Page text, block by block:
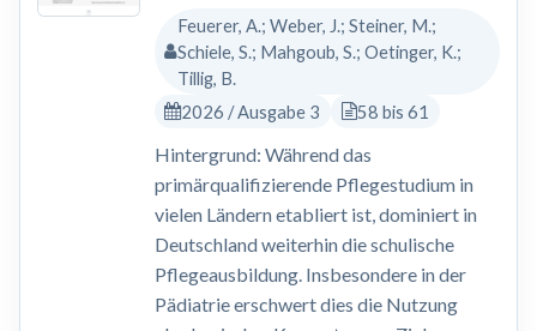
Feuerer, A.; Weber, J.; Steiner, M.;
Schiele, S.; Mahgoub, S.; Oetinger, K.;
Tillig, B.
2026 / Ausgabe 3
58 bis 61
Hintergrund: Während das
primärqualifizierende Pflegestudium in
vielen Ländern etabliert ist, dominiert in
Deutschland weiterhin die schulische
Pflegeausbildung. Insbesondere in der
Pädiatrie erschwert dies die Nutzung